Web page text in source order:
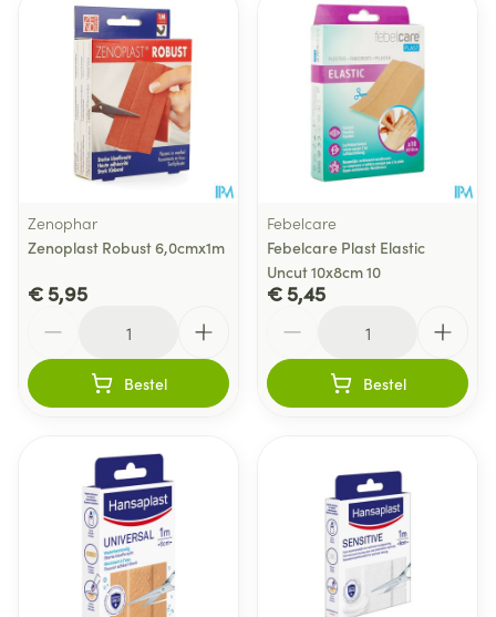
Zenophar
Zenoplast Robust 6,0cmx1m
€ 5,95
Bestel
Febelcare
Febelcare Plast Elastic
Uncut 10x8cm 10
€ 5,45
Bestel